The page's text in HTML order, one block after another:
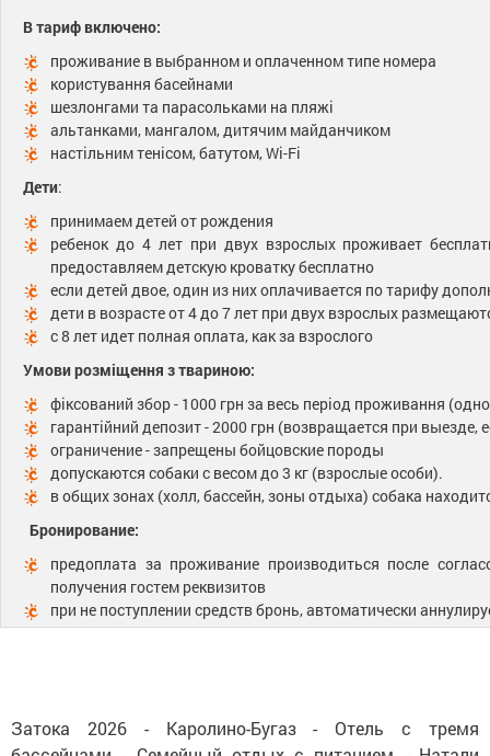
В тариф включено:
проживание в выбранном и оплаченном типе номера
користування басейнами
шезлонгами та парасольками на пляжі
альтанками, мангалом, дитячим майданчиком
настільним тенісом, батутом, Wi-Fi
Дети:
принимаем детей от рождения
ребенок до 4 лет при двух взрослых проживает
предоставляем детскую кроватку бесплатно
если детей двое, один из них оплачивается по тарифу
дети в возрасте от 4 до 7 лет при двух взрослых
с 8 лет идет полная оплата, как за взрослого
Умови розміщення з твариною:
фіксований збор - 1000 грн за весь період проживання
гарантійний депозит - 2000 грн (возвращается при выезде,
ограничение - запрещены бойцовские породы
допускаются собаки с весом до 3 кг (взрослые особи).
в общих зонах (холл, бассейн, зоны отдыха) собака
Бронирование:
предоплата за проживание производиться после
получения гостем реквизитов
при не поступлении средств бронь, автоматически
Затока 2026 - Каролино-Бугаз - Отель с тремя